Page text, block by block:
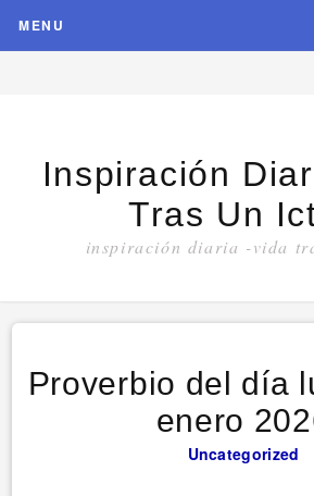
MENU
Inspiración
Tras Un
inspiración diaria -vida
Proverbio del día
enero
Uncategorized